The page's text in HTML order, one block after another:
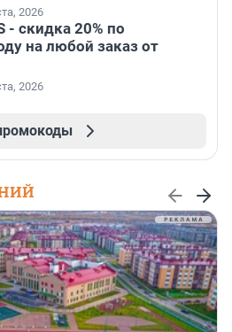
2026
- скидка 20% по
на любой заказ от
2026